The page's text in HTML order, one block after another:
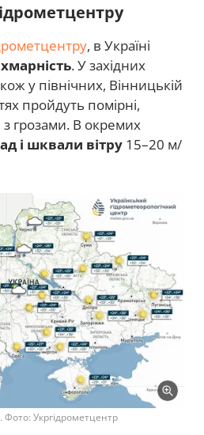
, в Україні
. У західних
у північних, Вінницькій
пройдуть помірні,
з грозами. В окремих
і шквали вітру 15–20 м/
Укргідрометцентр